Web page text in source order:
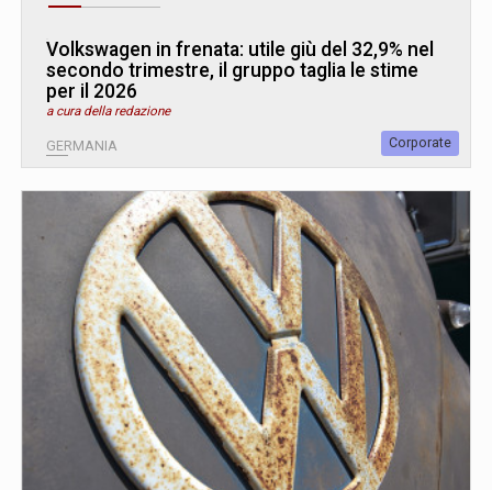
Volkswagen in frenata: utile giù del 32,9% nel
secondo trimestre, il gruppo taglia le stime
per il 2026
a cura della redazione
GERMANIA Corporate